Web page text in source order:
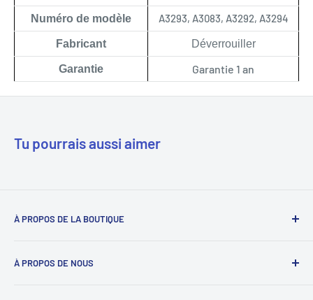
Numéro de modèle A3293, A3083, A3292, A3294
Fabricant Déverrouiller
Garantie Garantie 1 an
Tu pourrais aussi aimer
À PROPOS DE LA BOUTIQUE
téléphones en étant leur fournisseur de confiance. Nous y
À PROPOS DE NOUS